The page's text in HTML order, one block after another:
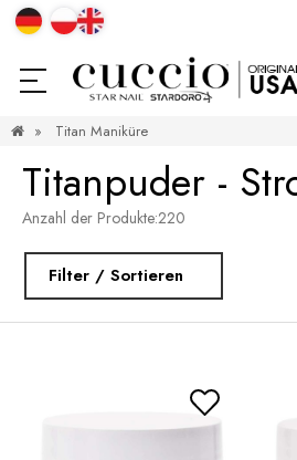
» Titan Maniküre
Titanpuder -
Anzahl der Produkte:220
Filter / Sortieren